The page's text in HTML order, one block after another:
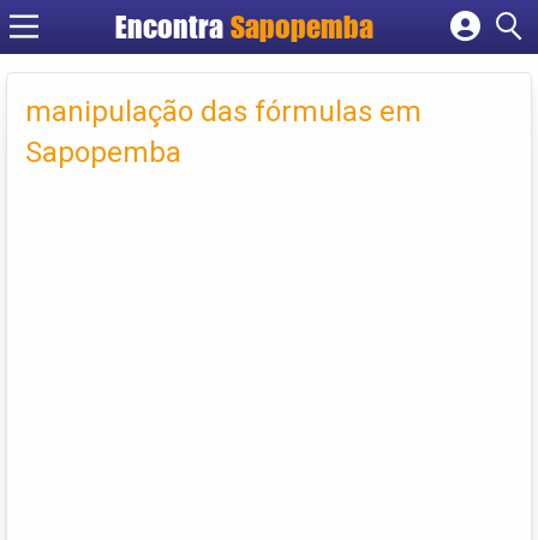
Encontra Sapopemba
Cadastrar empresa
Criar conta
manipulação das fórmulas em
Sapopemba